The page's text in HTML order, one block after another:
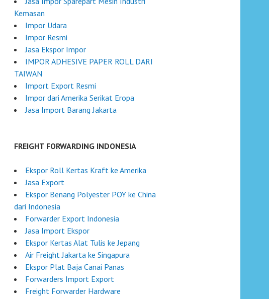
Kemasan
Impor Udara
Impor Resmi
Jasa Ekspor Impor
IMPOR ADHESIVE PAPER ROLL DARI
TAIWAN
Import Export Resmi
Impor dari Amerika Serikat Eropa
Jasa Import Barang Jakarta
FREIGHT FORWARDING INDONESIA
Ekspor Roll Kertas Kraft ke Amerika
Jasa Export
Ekspor Benang Polyester POY ke China
dari Indonesia
Forwarder Export Indonesia
Jasa Import Ekspor
Ekspor Kertas Alat Tulis ke Jepang
Air Freight Jakarta ke Singapura
Ekspor Plat Baja Canai Panas
Forwarders Import Export
Freight Forwarder Hardware